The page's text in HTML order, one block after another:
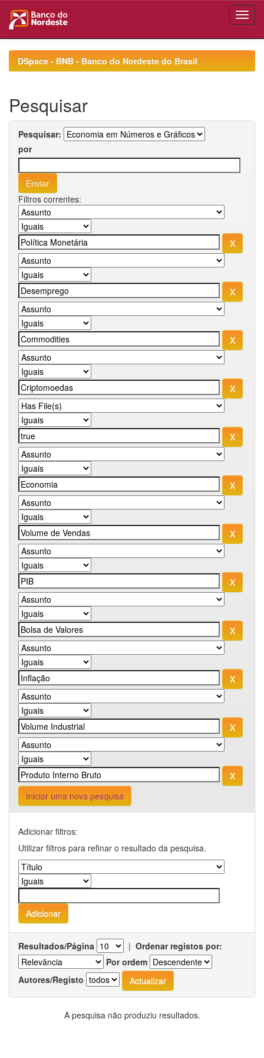
navigationDSpace - BNB - Banco do Nordeste do Brasil
Pesquisar
Pesquisar:
por
Filtros correntes:
Iniciar uma nova pesquisa
Adicionar filtros:
Utilizar filtros para refinar o resultado da pesquisa.
Resultados/Página | Ordenar registos por:
Por ordem
Autores/Registo
A pesquisa não produziu resultados.